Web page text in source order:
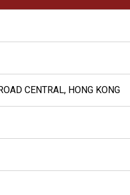
CENTRAL, HONG KONG